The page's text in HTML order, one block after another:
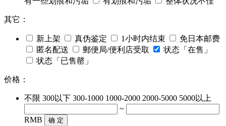
其它：
新上架 真伪鉴定 1小时内结束
免日本邮费
匿名配送
郵便局/便利店受取
状态「在售」
状态「已售罄」
价格：
不限 300以下 300-1000 1000-2000 2000-5000 5000以上
~
RMB
确 定